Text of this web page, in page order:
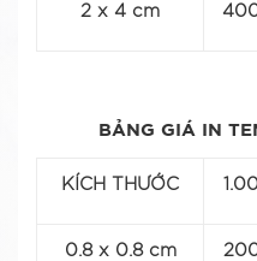
2 x 4 cm
BẢNG GIÁ IN
KÍCH THƯỚC
0.8 x 0.8 cm